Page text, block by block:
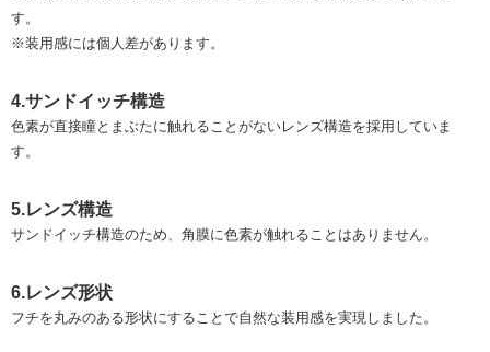
す。
※装用感には個人差があります。
4.サンドイッチ構造
色素が直接瞳とまぶたに触れることがないレンズ構造を採用していま
す。
5.レンズ構造
サンドイッチ構造のため、角膜に色素が触れることはありません。
6.レンズ形状
フチを丸みのある形状にすることで自然な装用感を実現しました。